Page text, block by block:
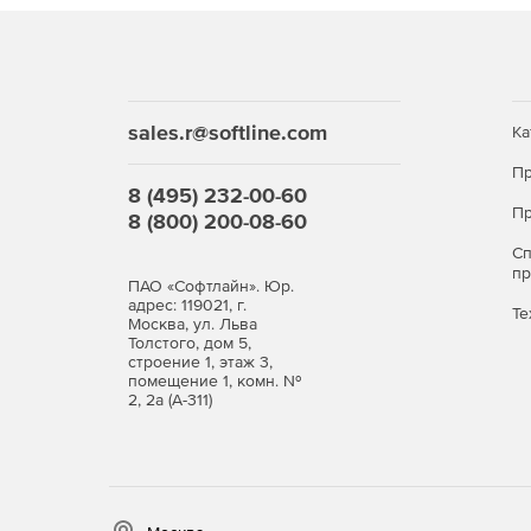
sales.r@softline.com
8 (495) 232-00-60
8 (800) 200-08-60
ПАО «Софтлайн». Юр.
адрес: 119021, г.
Москва, ул. Льва
Толстого, дом 5,
строение 1, этаж 3,
помещение 1, комн. №
2, 2а (А-311)